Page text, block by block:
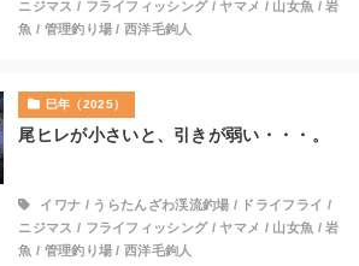
ニジマス / フライフィッシング/ ヤマメ / 山女魚 /岩
魚 / 管理釣り場 /西洋毛鉤人
巳年（2025）
尾ヒレが小さいと、引きが弱い・・・。
イワナ / うらたんざわ渓流釣場 / ドライフライ /
ニジマス / フライフィッシング/ ヤマメ / 山女魚 /岩
魚 / 管理釣り場 /西洋毛鉤人